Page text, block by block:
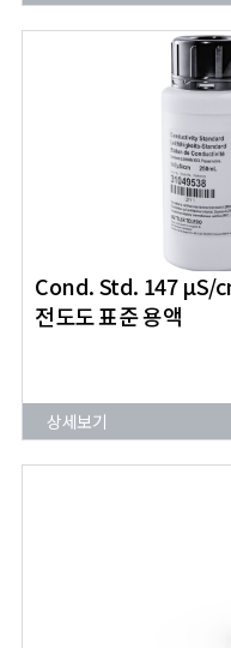
Cond. Std. 147 μS/
전도도 표준 용액
상세보기